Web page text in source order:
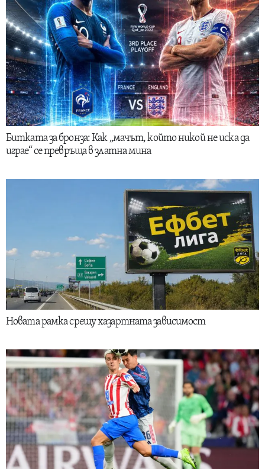
Битката за бронза: Как „мачът, който никой не иска да
играе“ се превръща в златна мина
Новата рамка срещу хазартната зависимост